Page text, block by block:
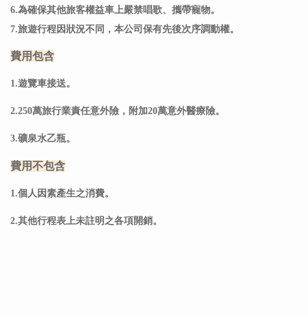
6.為確保其他旅客權益車上嚴禁唱歌、 攜帶寵物。
7.旅遊行程因狀況不同，本公司保有先後次序調動權。
費用包含
1.遊覽車接送。
2.250萬旅行業責任意外險，附加20萬意外醫療險。
3.礦泉水乙瓶。
費用不包含
1.個人因素產生之消費。
2.其他行程表上未註明之各項開銷。